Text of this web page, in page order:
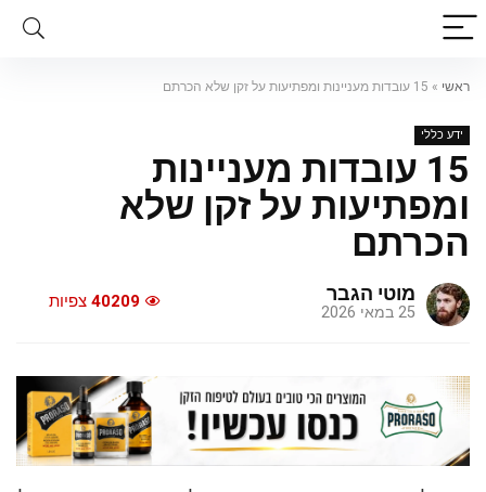
ראשי » 15 עובדות מעניינות ומפתיעות על זקן שלא הכרתם
ידע כללי
15 עובדות מעניינות
ומפתיעות על זקן שלא
הכרתם
מוטי הגבר
25 במאי 2026
40209 צפיות